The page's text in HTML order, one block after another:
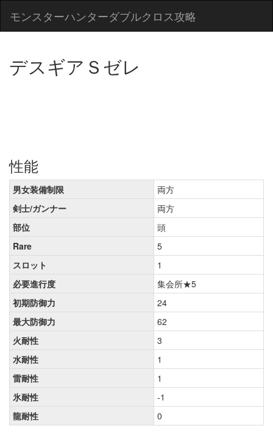
モンスターハンターダブルクロス攻略
デスギアＳゼレ
性能
男女装備制限
両方
剣士/ガンナー
両方
部位
頭
Rare
5
スロット
1
必要進行度
集会所★5
初期防御力
24
最大防御力
62
火耐性
3
水耐性
1
雷耐性
1
氷耐性
-1
龍耐性
0